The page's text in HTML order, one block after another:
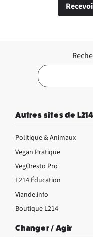
Autres sites de L214
Politique & Animaux
Vegan Pratique
VegOresto Pro
L214 Éducation
Viande.info
Boutique L214
Changer / Agir